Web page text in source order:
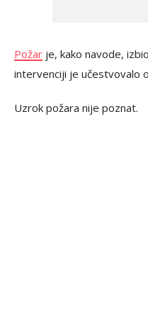
Požar je, kako navode,
intervenciji je učestvovalo
Uzrok požara nije poznat.